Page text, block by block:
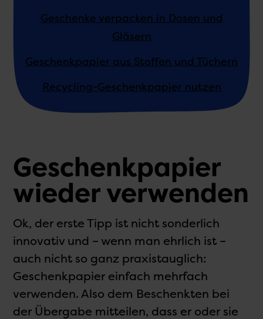
Geschenke verpacken in Dosen und
Gläsern
Geschenk­papier aus Stoffen und Tüchern
Recycling-Geschenk­papier nutzen
Geschenk­papier
wieder verwenden
Ok, der erste Tipp ist nicht sonderlich
innovativ und – wenn man ehrlich ist –
auch nicht so ganz praxistauglich:
Geschenkpapier einfach mehrfach
verwenden. Also dem Beschenkten bei
der Übergabe mitteilen, dass er oder sie